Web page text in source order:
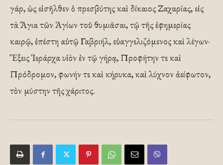
γάρ, ὡς εἰσῆλθεν ὁ πρεσβύτης καὶ δίκαιος Ζαχαρίας, εἰς
τὰ Ἅγια τῶν Ἁγίων τοῦ θυμιᾶσαι, τῷ τῆς ἐφημερίας
καιρῷ, ἐπέστη αὐτῷ Γαβριήλ, εὐαγγελιζόμενος καὶ λέγων·
Ἕξεις Ἱεράρχα υἱὸν ἐν τῷ γήρᾳ, Προφήτην τε καὶ
Πρόδρομον, φωνήν τε καὶ κήρυκα, καὶ λύχνον ἀείφωτον,
τὸν μύστην τῆς χάριτος.